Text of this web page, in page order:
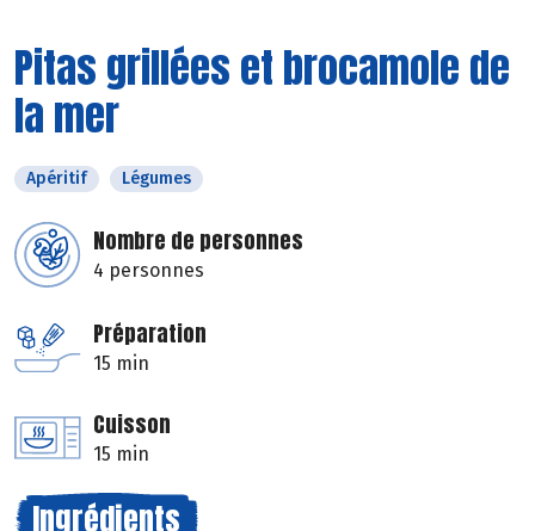
Pitas grillées et brocamole de
la mer
Apéritif Légumes
Nombre de personnes
4 personnes
Préparation
15 min
Cuisson
15 min
Ingrédients